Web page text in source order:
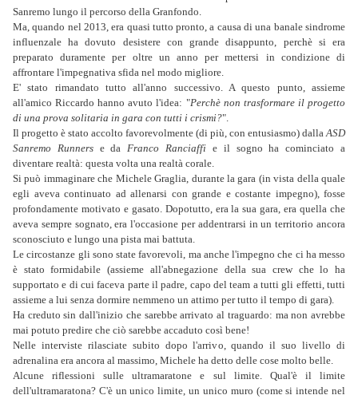
Sanremo lungo il percorso della Granfondo.
Ma, quando nel 2013, era quasi tutto pronto, a causa di una banale sindrome
influenzale ha dovuto desistere con grande disappunto, perchè si era
preparato duramente per oltre un anno per mettersi in condizione di
affrontare l'impegnativa sfida nel modo migliore.
E' stato rimandato tutto all'anno successivo. A questo punto, assieme
all'amico Riccardo hanno avuto l'idea: "Perchè non trasformare il progetto
di una prova solitaria in gara con tutti i crismi?".
Il progetto è stato accolto favorevolmente (di più, con entusiasmo) dallaASD
Sanremo Runnerse daFranco Ranciaffi e il sogno ha cominciato a
diventare realtà: questa volta una realtà corale.
Si può immaginare che Michele Graglia, durante la gara (in vista della quale
egli aveva continuato ad allenarsi con grande e costante impegno), fosse
profondamente motivato e gasato. Dopotutto, era la sua gara, era quella che
aveva sempre sognato, era l'occasione per addentrarsi in un territorio ancora
sconosciuto e lungo una pista mai battuta.
Le circostanze gli sono state favorevoli, ma anche l'impegno che ci ha messo
è stato formidabile (assieme all'abnegazione della sua crew che lo ha
supportato e di cui faceva parte il padre, capo del team a tutti gli effetti, tutti
assieme a lui senza dormire nemmeno un attimo per tutto il tempo di gara).
Ha creduto sin dall'inizio che sarebbe arrivato al traguardo: ma non avrebbe
mai potuto predire che ciò sarebbe accaduto così bene!
Nelle interviste rilasciate subito dopo l'arrivo, quando il suo livello di
adrenalina era ancora al massimo, Michele ha detto delle cose molto belle.
Alcune riflessioni sulle ultramaratone e sul limite. Qual'è il limite
dell'ultramaratona? C'è un unico limite, un unico muro (come si intende nel